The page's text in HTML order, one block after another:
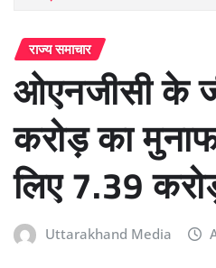
राज्य समाचार
ओएनजीसी के
करोड़ का
लिए 7.39
Uttarakhand Media